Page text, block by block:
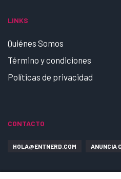
LINKS
Quiénes Somos
Término y condiciones
Políticas de privacidad
CONTACTO
HOLA@ENTNERD.COM ANUNCIA